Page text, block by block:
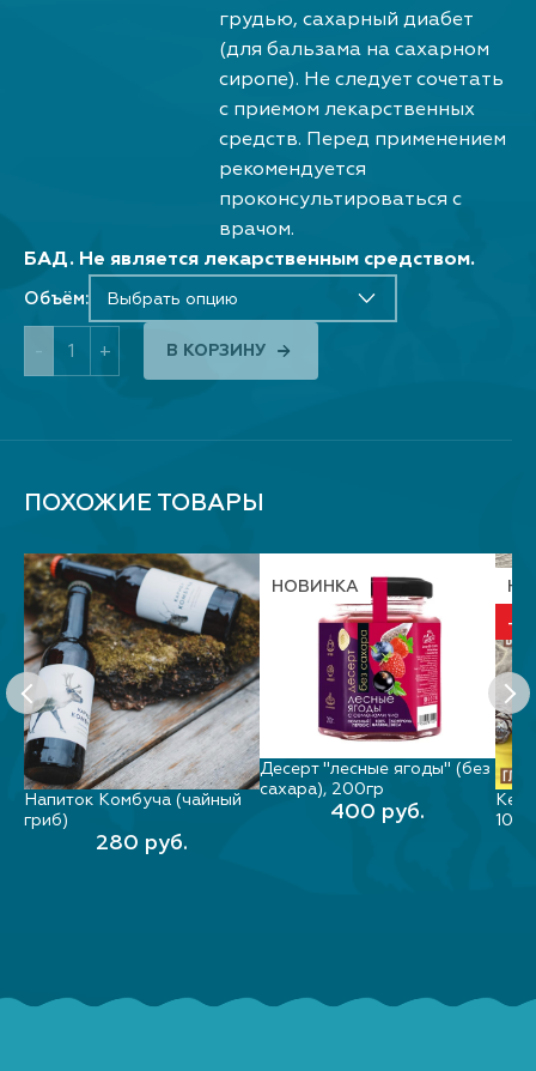
грудью, сахарный диабет
(для бальзама на сахарном
сиропе). Не следует сочетать
с приемом лекарственных
средств. Перед применением
рекомендуется
проконсультироваться с
врачом.
БАД. Не является лекарственным средством.
Объём: Выбрать опцию
- + В КОРЗИНУ
ПОХОЖИЕ ТОВАРЫ
ВЫБЕРИТЕ ПАРАМЕТРЫ
Напиток Комбуча (чайный
гриб)
280 руб.
НОВИНКА
В КОРЗИНУ
Десерт "лесные ягоды" (без
сахара), 200гр
400 руб.
-
100г